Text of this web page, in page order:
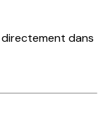
directement dans